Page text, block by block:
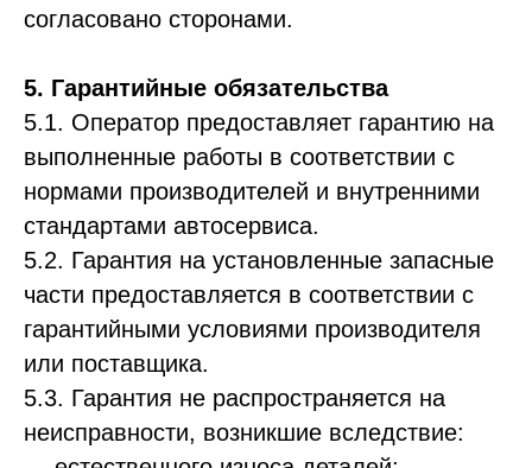
согласовано сторонами.
5. Гарантийные обязательства
5.1. Оператор предоставляет гарантию на
выполненные работы в соответствии с
нормами производителей и внутренними
стандартами автосервиса.
5.2. Гарантия на установленные запасные
части предоставляется в соответствии с
гарантийными условиями производителя
или поставщика.
5.3. Гарантия не распространяется на
неисправности, возникшие вследствие: